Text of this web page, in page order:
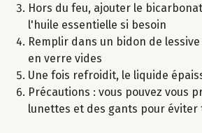
Hors du feu, ajouter le
l'huile essentielle si besoin
Remplir dans un bidon de
en verre vides
Une fois refroidit, le liquide
Précautions : vous pouvez vous
lunettes et des gants pour éviter